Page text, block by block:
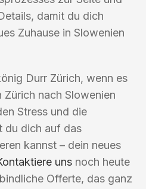
damit du dich
Zuhause in Slowenien
Durr Zürich, wenn es
nach Slowenien
Stress und die
du dich auf das
kannst – dein neues
uns noch heute
Offerte, das ganz